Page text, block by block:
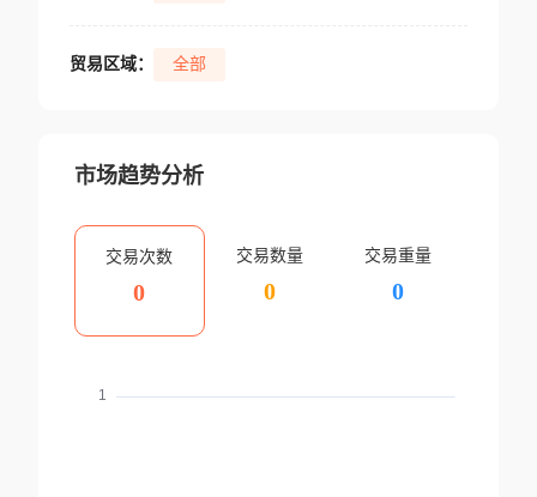
贸易区域： 全部
市场趋势分析
交易次数
0
交易数量
0
交易重量
0